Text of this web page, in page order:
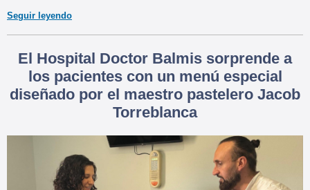
Seguir leyendo
El Hospital Doctor Balmis sorprende a
los pacientes con un menú especial
diseñado por el maestro pastelero Jacob
Torreblanca